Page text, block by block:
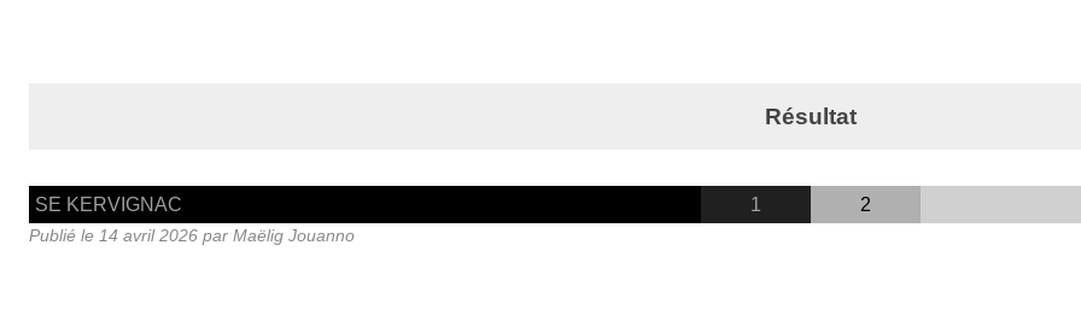
Résultat
SE KERVIGNAC 1 2
Publié le 14 avril 2026 par Maëlig Jouanno